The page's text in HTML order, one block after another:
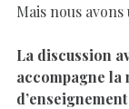
Mais nous
La discussion
accompagne la